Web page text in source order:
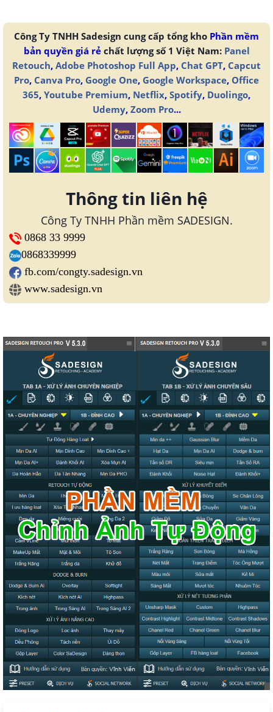
Công Ty TNHH Sadesign cung cấp tổng kho Phần mềm
bản quyền giá rẻchất lượng số 1 Việt Nam: Panel
Retouch, Adobe Photoshop Full App, Chat GPT, Capcut
Pro, Canva Pro, Google One, Google Workspace, Office
365, Youtube Premium, Netflix, Spotify, Duolingo,
Udemy, Zoom Pro...
Thông tin liên hệ
Công Ty TNHH Phần mềm SADESIGN.
0868 33 9999
0868339999
fb.com/congty.sadesign.vn
www.sadesign.vn